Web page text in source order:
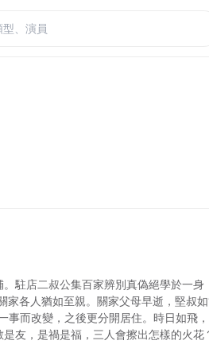
駐店二叔公集百家辨別真偽絕學於一
家各人猶如至親。關家父母早逝，堅叔
而改變，之後更分開居住。時日如飛
友，是禍是福，三人會擦出怎樣的火花